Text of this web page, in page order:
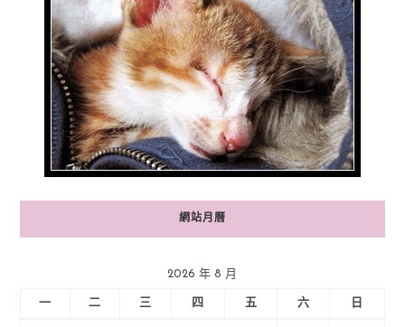
網站月曆
2026 年 8 月
一 二 三 四 五 六 日